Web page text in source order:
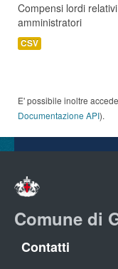
Compensi lordi
amministratori
CSV
E' possibile inoltre
Documentazione API).
Comune di
Contatti